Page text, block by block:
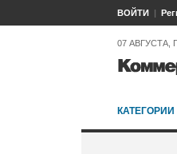
ВОЙТИ
07 АВГУСТА,
КАТЕГОРИИ